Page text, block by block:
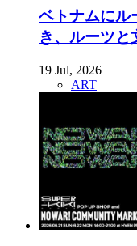
ベトナムにル
き、ルーツ
19 Jul, 2026
ART